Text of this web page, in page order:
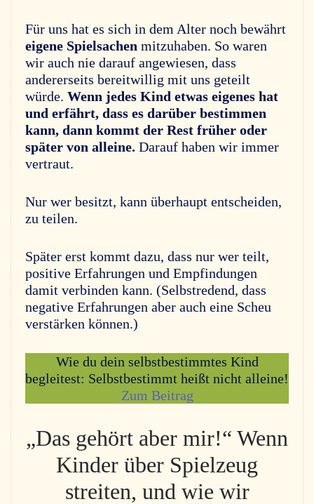
Für uns hat es sich in dem Alter noch bewährt
eigene Spielsachen mitzuhaben. So waren
wir auch nie darauf angewiesen, dass
andererseits bereitwillig mit uns geteilt
würde. Wenn jedes Kind etwas eigenes hat
und erfährt, dass es darüber bestimmen
kann, dann kommt der Rest früher oder
später von alleine. Darauf haben wir immer
vertraut.
Nur wer besitzt, kann überhaupt entscheiden,
zu teilen.
Später erst kommt dazu, dass nur wer teilt,
positive Erfahrungen und Empfindungen
damit verbinden kann. (Selbstredend, dass
negative Erfahrungen aber auch eine Scheu
verstärken können.)
Wie du dein selbstbestimmtes Kind
begleitest: Selbstbestimmt heißt nicht alleine!
Zum Beitrag
„Das gehört aber mir!“ Wenn
Kinder über Spielzeug
streiten, und wie wir